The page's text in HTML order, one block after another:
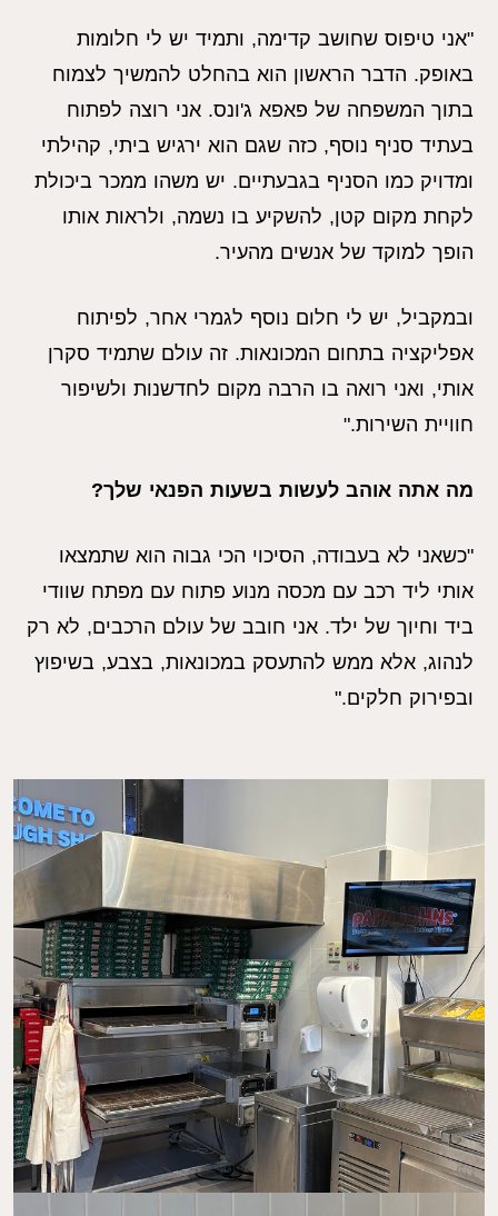
"אני טיפוס שחושב קדימה, ותמיד יש לי חלומות
באופק. הדבר הראשון הוא בהחלט להמשיך לצמוח
בתוך המשפחה של פאפא ג'ונס. אני רוצה לפתוח
בעתיד סניף נוסף, כזה שגם הוא ירגיש ביתי, קהילתי
ומדויק כמו הסניף בגבעתיים. יש משהו ממכר ביכולת
לקחת מקום קטן, להשקיע בו נשמה, ולראות אותו
הופך למוקד של אנשים מהעיר.
ובמקביל, יש לי חלום נוסף לגמרי אחר, לפיתוח
אפליקציה בתחום המכונאות. זה עולם שתמיד סקרן
אותי, ואני רואה בו הרבה מקום לחדשנות ולשיפור
חוויית השירות."
מה אתה אוהב לעשות בשעות הפנאי שלך?
"כשאני לא בעבודה, הסיכוי הכי גבוה הוא שתמצאו
אותי ליד רכב עם מכסה מנוע פתוח עם מפתח שוודי
ביד וחיוך של ילד. אני חובב של עולם הרכבים, לא רק
לנהוג, אלא ממש להתעסק במכונאות, בצבע, בשיפוץ
ובפירוק חלקים."